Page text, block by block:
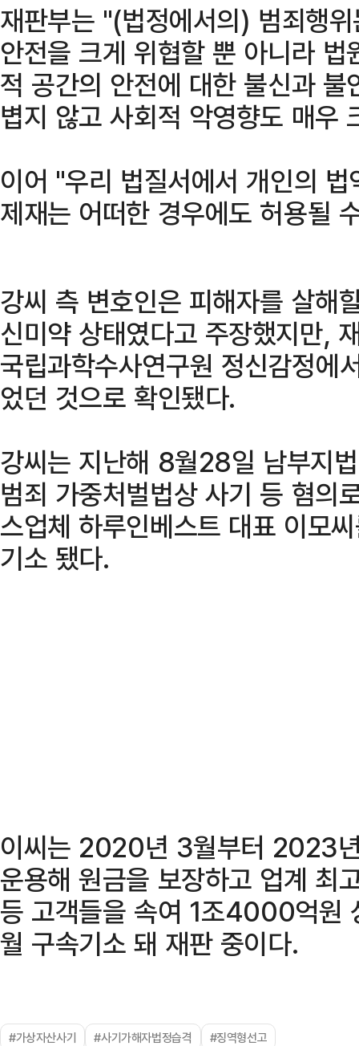
재판부는 "(법정에서의) 범죄행
안전을 크게 위협할 뿐 아니라
적 공간의 안전에 대한 불신과
볍지 않고 사회적 악영향도 매우
이어 "우리 법질서에서 개인의
제재는 어떠한 경우에도 허용될
강씨 측 변호인은 피해자를 살해
신미약 상태였다고 주장했지만,
국립과학수사연구원 정신감정에
었던 것으로 확인됐다.
강씨는 지난해 8월28일 남부지
범죄 가중처벌법상 사기 등 혐의
스업체 하루인베스트 대표 이모
기소 됐다.
이씨는 2020년 3월부터 2023
운용해 원금을 보장하고 업계 최
등 고객들을 속여 1조4000억원
월 구속기소 돼 재판 중이다.
#가상자산사기 #사기가해자법정습격 #징역형선고